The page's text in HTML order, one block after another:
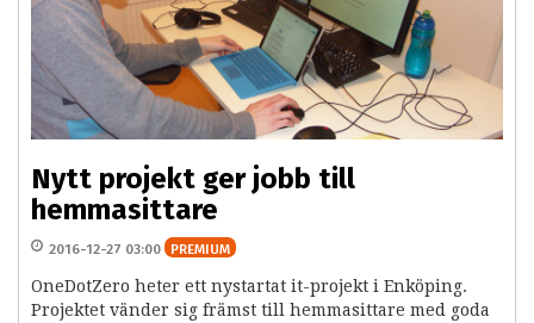
Nytt projekt ger jobb till
hemmasittare
2016-12-27 03:00 PREMIUM
OneDotZero heter ett nystartat it-projekt i Enköping.
Projektet vänder sig främst till hemmasittare med goda